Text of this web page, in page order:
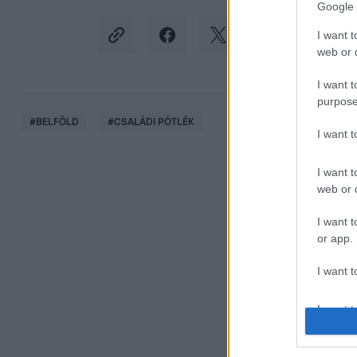
Google
I want
web or
I want
I want
I want
web or
I want
or app.
I want
I want
#BELFÖLD #CSALÁDI PÓTLÉK